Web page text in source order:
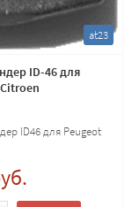
at23
ID-46 для
ID46 для Peugeot